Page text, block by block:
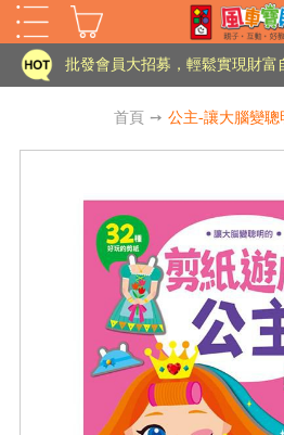
批發會員大招募，輕鬆實現財富
老師您好!!幼教會員火熱招募中~
批發會員大招募，輕鬆實現財富
老師您好!!幼教會員火熱招募中~
海外購物免煩惱！點我查看『海
首頁 ➙ 公主-讓大腦變